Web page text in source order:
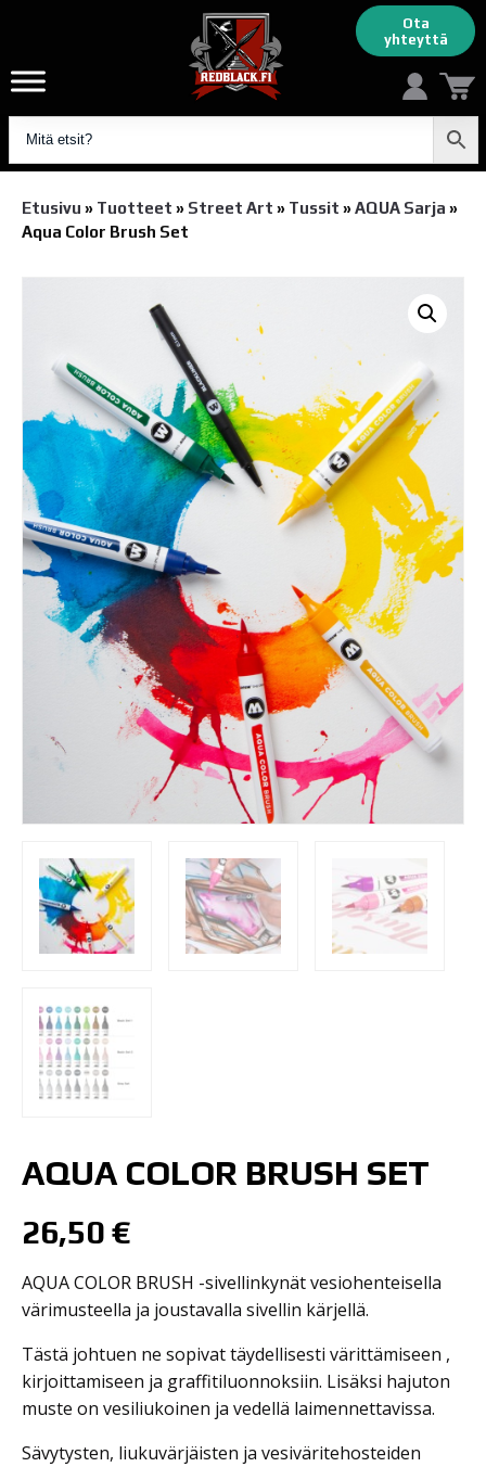
Ota
yhteyttä
Etusivu » Tuotteet » Street Art » Tussit » AQUA Sarja »
Aqua Color Brush Set
AQUA COLOR BRUSH SET
26,50 €
AQUA COLOR BRUSH -sivellinkynät vesiohenteisella
värimusteella ja joustavalla sivellin kärjellä.
Tästä johtuen ne sopivat täydellisesti värittämiseen ,
kirjoittamiseen ja graffitiluonnoksiin. Lisäksi hajuton
muste on vesiliukoinen ja vedellä laimennettavissa.
Sävytysten, liukuvärjäisten ja vesiväritehosteiden